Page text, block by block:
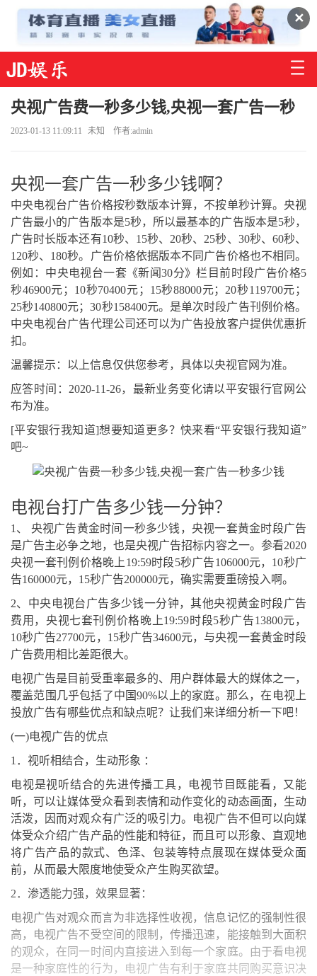
✕
央视广告费一秒多少钱,央视一套广告一秒
2023-01-13 11:09:11 未知 作者:admin
央视一套广告一秒多少钱啊？
中央电视台广告价格按秒数版本计算，不按单秒计算。央视
广告最小的广告版本是5秒，所以最基本的广告版本是5秒，
广告时长版本还有10秒、15秒、20秒、25秒、30秒、60秒、
120秒、180秒。广告价格依据版本不同广告价格也不相同。
例如：中央电视台一套《新闻30分》栏目前时段广告价格5
秒46900元；10秒70400元；15秒88000元；20秒119700元；
25秒140800元；30秒158400元。是单次时段广告刊例价格。
中央电视台广告代理公司还可以为广告投放客户提供优惠折
扣。
温馨提示：以上信息仅供您参考，具体以央视官网为准。
应答时间：2020-11-26，最新业务变化请以平安银行官网公
布为准。
[平安银行我知道]想要知道更多？快来看“平安银行我知道”
吧~
电视台打广告多少钱一分钟？
1、 央视广告黄金时间一秒多少钱，央视一套黄金时段广告
是广告主必争之地，也是央视广告招标内容之一。参看2020
央视一套刊例价格晚上19:59时段5秒广告106000元，10秒广
告160000元，15秒广告200000元，确实需要重磅投入啊。
2、中央电视台广告多少钱一分钟，其他央视黄金时段广告
费用，央视七套刊例价格晚上19:59时段5秒广告13800元，
10秒广告27700元，15秒广告34600元，与央视一套黄金时段
广告费用相比差距很大。
电视广告是目前受重率最多的、用户群体最大的媒体之一，
覆盖范围几乎包括了中国90%以上的家庭。那么，在电视上
投放广告有哪些优点和缺点呢？让我们来详细分析一下吧！
(一)电视广告的优点
1．视听相结合，生动形象 ：
电视是视听结合的先进传播工具，电视节目既能看，又能
听，可以让媒体受众看到表情和动作变化的动态画面，生动
活泼，因而对观众有广泛的吸引力。电视广告不但可以向媒
体受众介绍广告产品的性能和特征，而且可以形象、直观地
将广告产品的款式、色泽、包装等特点展现在媒体受众面
前，从而最大限度地使受众产生购买欲望。
2．渗透能力强，效果显著：
电视广告对观众而言为非选择性收视，信息记忆的强制性很
高，电视广告不受空间的限制，传播迅速，能接触到大面积
的观众，在同一时间内直接进入到每一个家庭。由于看电视
是一种家庭性的行为，电视广告有利于家庭共同购买意识决